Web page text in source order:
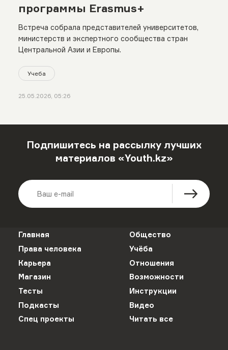
программы Erasmus+
Встреча собрала представителей университетов,
министерств и экспертного сообщества стран
Центральной Азии и Европы.
Учеба
25.05.2026, 05:26
Подпишитесь на рассылку лучших
материалов «Youth.kz»
Главная
Общество
Права человека
Учёба
Карьера
Отношения
Магазин
Возможности
Тесты
Инструкции
Подкасты
Видео
Спец проекты
Читать все